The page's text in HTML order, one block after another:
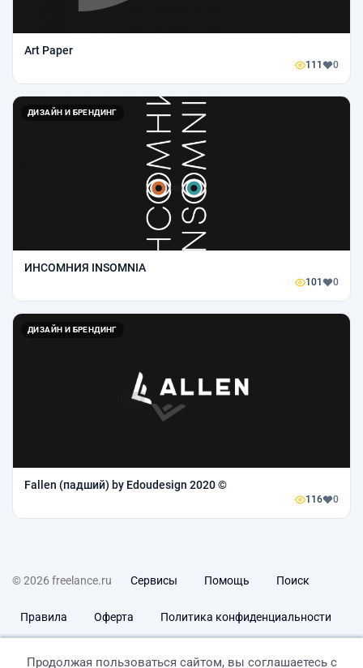
Art Paper
111 0
ДИЗАЙН И БРЕНДИНГ
ИНСОМНИЯ INSOMNIA
101 0
ДИЗАЙН И БРЕНДИНГ
Fallen (падший) by Edoudesign 2020 ©
116 0
© 2026 freelance.ru Сервисы Помощь Поиск
Правила Оферта Политика конфиденциальности
Продолжая пользоваться сайтом, вы соглашаетесь с